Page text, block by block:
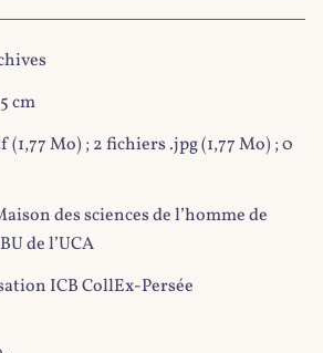
cm
(1,77 Mo) ; 2 fichiers .jpg (1,77 Mo) ; 0
des sciences de l’homme de
de l’UCA
ICB CollEx-Persée